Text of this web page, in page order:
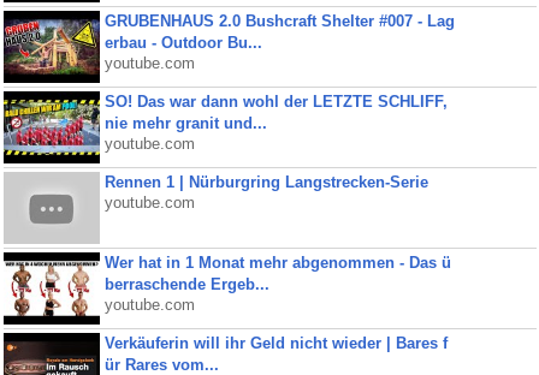
GRUBENHAUS 2.0 Bushcraft Shelter #007 - Lag
erbau - Outdoor Bu...
youtube.com
SO! Das war dann wohl der LETZTE SCHLIFF,
nie mehr granit und...
youtube.com
Rennen 1 | Nürburgring Langstrecken-Serie
youtube.com
Wer hat in 1 Monat mehr abgenommen - Das ü
berraschende Ergeb...
youtube.com
Verkäuferin will ihr Geld nicht wieder | Bares f
ür Rares vom...